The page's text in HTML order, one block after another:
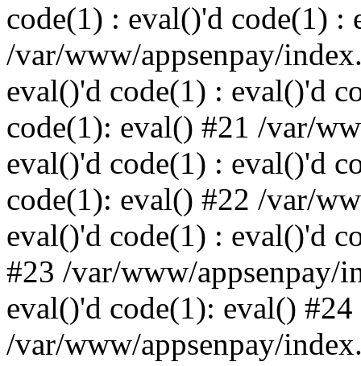
code(1) : eval()'d code(1) :
/var/www/appsenpay/
eval()'d code(1) : eval()'d
code(1): eval() #21 /var/
eval()'d code(1) : eval()'d
code(1): eval() #22 /var/
eval()'d code(1) : eval()'d
#23 /var/www/appsenpay/
eval()'d code(1): eval() #24
/var/www/appsenpay/